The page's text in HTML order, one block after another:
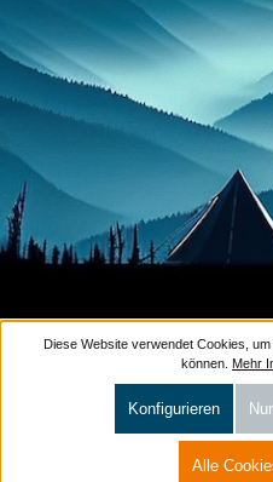
Diese Website verwendet Cookies,
können. Mehr
Konfigurieren
Alle